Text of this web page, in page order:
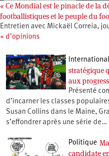
« Ce Mondial est le pinacle de la
footballistiques et le peuple du
Entretien avec Mickaël Correia,
+ d’opinions
International
stratégique
aux
Présenté
d’incarner les classes
Susan Collins dans le Maine,
s’effondrer après une série de…
Politique
candidate